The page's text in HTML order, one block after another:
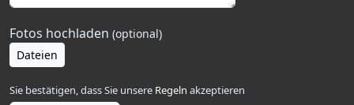
Fotos hochladen (optional)
Dateien
Sie bestätigen, dass Sie unsere Regeln akzeptieren